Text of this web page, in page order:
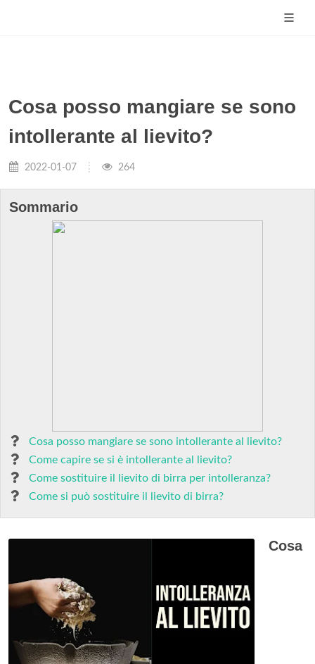
Cosa posso mangiare se sono
intollerante al lievito?
2022-01-07 264
Sommario
Cosa posso mangiare se sono intollerante al lievito?
Come capire se si è intollerante al lievito?
Come sostituire il lievito di birra per intolleranza?
Come si può sostituire il lievito di birra?
Cosa